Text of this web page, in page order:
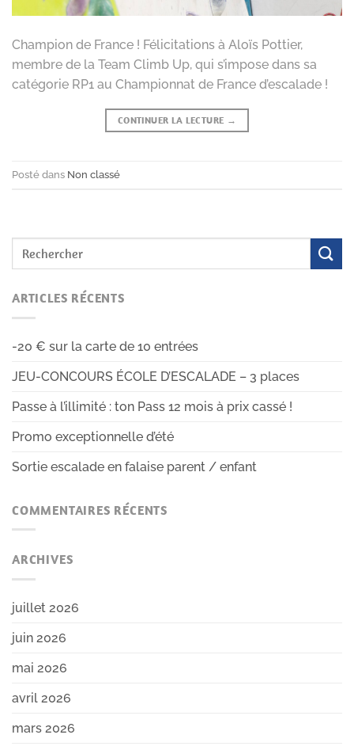
Champion de France ! Félicitations à Aloïs Pottier,
membre de la Team Climb Up, qui s’impose dans sa
catégorie RP1 au Championnat de France d’escalade !
CONTINUER LA LECTURE →
Posté dans Non classé
ARTICLES RÉCENTS
-20 € sur la carte de 10 entrées
JEU-CONCOURS ÉCOLE D’ESCALADE – 3 places
Passe à l’illimité : ton Pass 12 mois à prix cassé !
Promo exceptionnelle d’été
Sortie escalade en falaise parent / enfant
COMMENTAIRES RÉCENTS
ARCHIVES
juillet 2026
juin 2026
mai 2026
avril 2026
mars 2026